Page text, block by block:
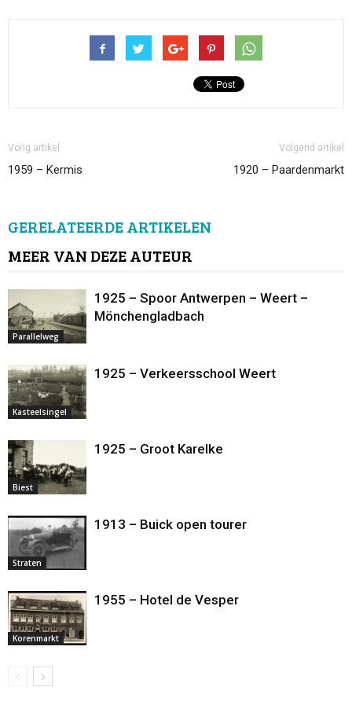
Vorig artikel
1959 – Kermis
Volgend artikel
1920 – Paardenmarkt
GERELATEERDE ARTIKELEN
MEER VAN DEZE AUTEUR
Parallelweg
1925 – Spoor Antwerpen – Weert –
Mönchengladbach
Kasteelsingel
1925 – Verkeersschool Weert
Biest
1925 – Groot Karelke
Straten
1913 – Buick open tourer
Korenmarkt
1955 – Hotel de Vesper